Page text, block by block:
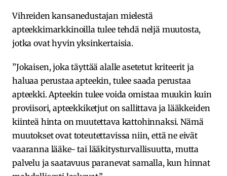
Vihreiden kansanedustajan mielestä
apteekkimarkkinoilla tulee tehdä neljä muutosta,
jotka ovat hyvin yksinkertaisia.
”Jokaisen, joka täyttää alalle asetetut kriteerit ja
haluaa perustaa apteekin, tulee saada perustaa
apteekki. Apteekin tulee voida omistaa muukin kuin
proviisori, apteekkiketjut on sallittava ja lääkkeiden
kiinteä hinta on muutettava kattohinnaksi. Nämä
muutokset ovat toteutettavissa niin, että ne eivät
vaaranna lääke- tai lääkitysturvallisuutta, mutta
palvelu ja saatavuus paranevat samalla, kun hinnat